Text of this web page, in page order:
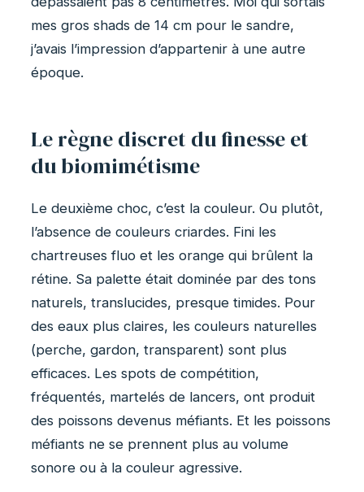
mes gros shads de 14 cm pour le sandre,
j’avais l’impression d’appartenir à une autre
époque.
Le règne discret du finesse et
du biomimétisme
Le deuxième choc, c’est la couleur. Ou plutôt,
l’absence de couleurs criardes. Fini les
chartreuses fluo et les orange qui brûlent la
rétine. Sa palette était dominée par des tons
naturels, translucides, presque timides. Pour
des eaux plus claires, les couleurs naturelles
(perche, gardon, transparent) sont plus
efficaces. Les spots de compétition,
fréquentés, martelés de lancers, ont produit
des poissons devenus méfiants. Et les poissons
méfiants ne se prennent plus au volume
sonore ou à la couleur agressive.